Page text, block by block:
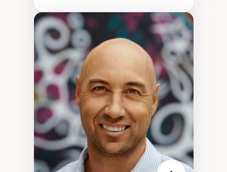
Expertises
Didactique des sciences – processus
d’enquête et culture scientifique
Éducation en milieu minoritaire –
construction identitaire et conscience
critique
Technologies éducatives – ludification et
programmation pédagogique
La langue dans toutes les matières –
environnement discursif et langage
scientifique